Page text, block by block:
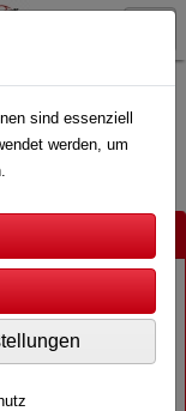
sind essenziell
werden, um